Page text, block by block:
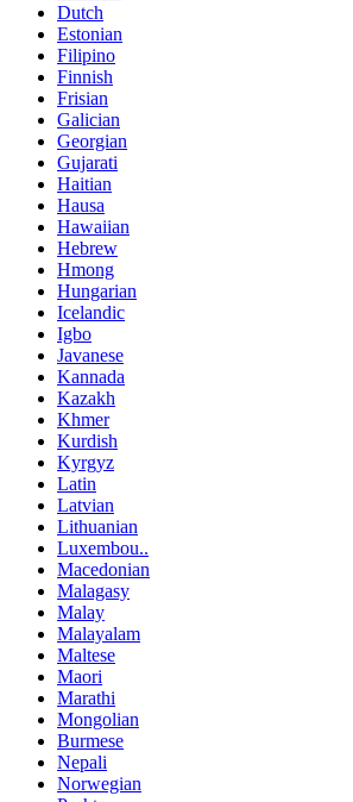
Dutch
Estonian
Filipino
Finnish
Frisian
Galician
Georgian
Gujarati
Haitian
Hausa
Hawaiian
Hebrew
Hmong
Hungarian
Icelandic
Igbo
Javanese
Kannada
Kazakh
Khmer
Kurdish
Kyrgyz
Latin
Latvian
Lithuanian
Luxembou..
Macedonian
Malagasy
Malay
Malayalam
Maltese
Maori
Marathi
Mongolian
Burmese
Nepali
Norwegian